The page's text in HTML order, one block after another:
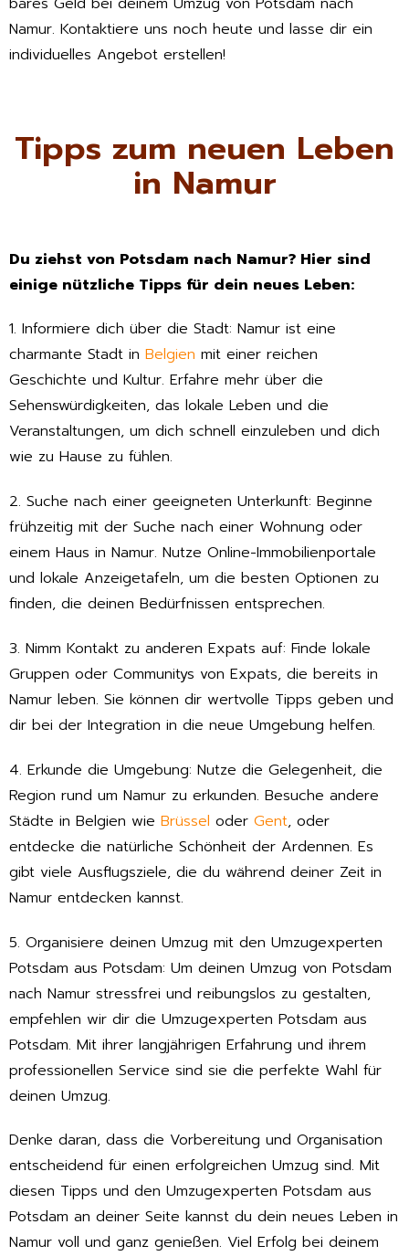
Namur. Kontaktiere uns noch heute und lasse dir ein
individuelles Angebot erstellen!
Tipps zum neuen Leben
in Namur
Du ziehst von Potsdam nach Namur? Hier sind
einige nützliche Tipps für dein neues Leben:
1. Informiere dich über die Stadt: Namur ist eine
charmante Stadt in Belgien mit einer reichen
Geschichte und Kultur. Erfahre mehr über die
Sehenswürdigkeiten, das lokale Leben und die
Veranstaltungen, um dich schnell einzuleben und dich
wie zu Hause zu fühlen.
2. Suche nach einer geeigneten Unterkunft: Beginne
frühzeitig mit der Suche nach einer Wohnung oder
einem Haus in Namur. Nutze Online-Immobilienportale
und lokale Anzeigetafeln, um die besten Optionen zu
finden, die deinen Bedürfnissen entsprechen.
3. Nimm Kontakt zu anderen Expats auf: Finde lokale
Gruppen oder Communitys von Expats, die bereits in
Namur leben. Sie können dir wertvolle Tipps geben und
dir bei der Integration in die neue Umgebung helfen.
4. Erkunde die Umgebung: Nutze die Gelegenheit, die
Region rund um Namur zu erkunden. Besuche andere
Städte in Belgien wie Brüssel oder Gent, oder
entdecke die natürliche Schönheit der Ardennen. Es
gibt viele Ausflugsziele, die du während deiner Zeit in
Namur entdecken kannst.
5. Organisiere deinen Umzug mit den Umzugexperten
Potsdam aus Potsdam: Um deinen Umzug von Potsdam
nach Namur stressfrei und reibungslos zu gestalten,
empfehlen wir dir die Umzugexperten Potsdam aus
Potsdam. Mit ihrer langjährigen Erfahrung und ihrem
professionellen Service sind sie die perfekte Wahl für
deinen Umzug.
Denke daran, dass die Vorbereitung und Organisation
entscheidend für einen erfolgreichen Umzug sind. Mit
diesen Tipps und den Umzugexperten Potsdam aus
Potsdam an deiner Seite kannst du dein neues Leben in
Namur voll und ganz genießen. Viel Erfolg bei deinem